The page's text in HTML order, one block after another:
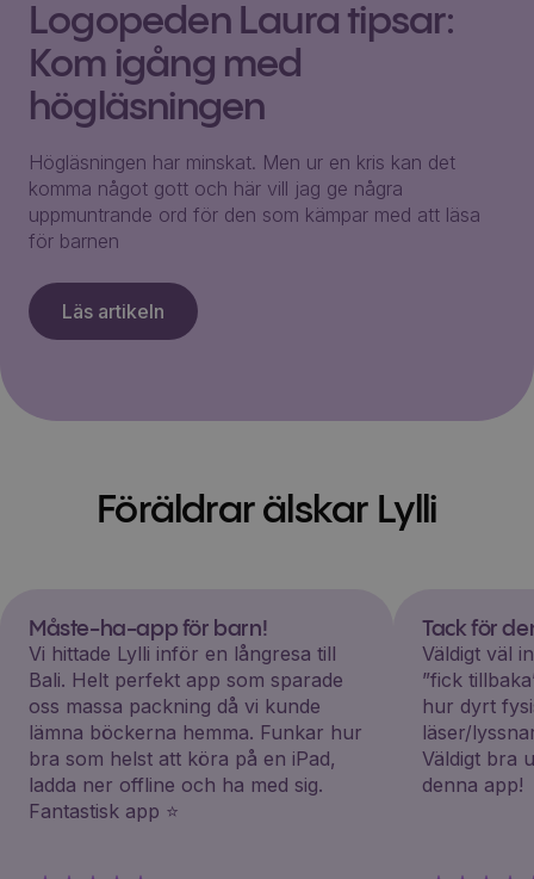
Logopeden Laura tipsar:
Kom igång med
högläsningen
Högläsningen har minskat. Men ur en kris kan det
komma något gott och här vill jag ge några
uppmuntrande ord för den som kämpar med att läsa
för barnen
Läs artikeln
Föräldrar älskar Lylli
Måste-ha-app för barn!
Vi hittade Lylli inför en långresa till
Bali. Helt perfekt app som sparade
oss massa packning då vi kunde
lämna böckerna hemma. Funkar hur
bra som helst att köra på en iPad,
ladda ner offline och ha med sig.
Fantastisk app ⭐️
Tack för
Väldigt väl
”fick
hur dyrt
läser/
Väldigt bra
denna app!